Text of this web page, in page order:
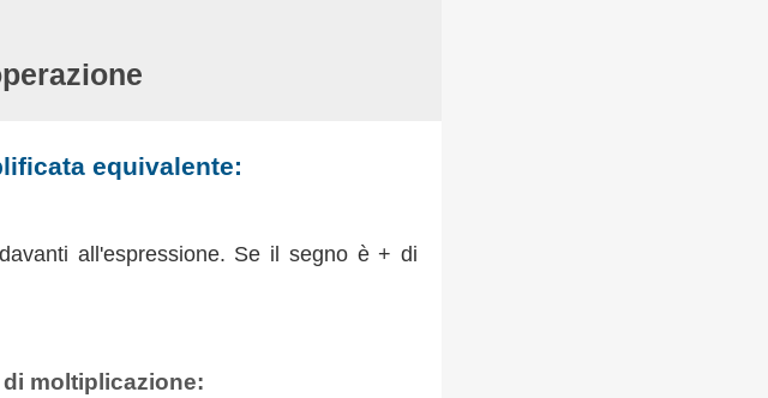
equivalente:
all'espressione. Se il segno è + di
moltiplicazione: